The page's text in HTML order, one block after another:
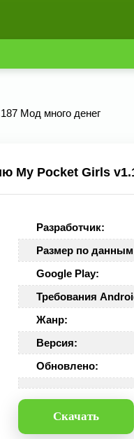
Мод много денег
My Pocket Girls
Разработчик:
Размер по
Google Play:
Требования
Жанр:
Версия:
Обновлено:
Скачать